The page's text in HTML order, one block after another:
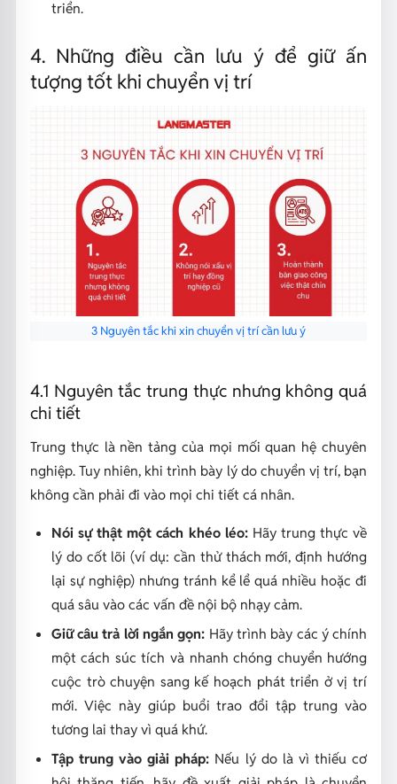
triển.
4. Những điều cần lưu ý để giữ ấn
tượng tốt khi chuyển vị trí
3 Nguyên tắc khi xin chuyển vị trí cần lưu ý
4.1 Nguyên tắc trung thực nhưng không quá
chi tiết
Trung thực là nền tảng của mọi mối quan hệ chuyên
nghiệp. Tuy nhiên, khi trình bày lý do chuyển vị trí, bạn
không cần phải đi vào mọi chi tiết cá nhân.
Nói sự thật một cách khéo léo:Hãy trung thực về
lý do cốt lõi (ví dụ: cần thử thách mới, định hướng
lại sự nghiệp) nhưng tránh kể lể quá nhiều hoặc đi
quá sâu vào các vấn đề nội bộ nhạy cảm.
Giữ câu trả lời ngắn gọn: Hãy trình bày các ý chính
một cách súc tích và nhanh chóng chuyển hướng
cuộc trò chuyện sang kế hoạch phát triển ở vị trí
mới. Việc này giúp buổi trao đổi tập trung vào
tương lai thay vì quá khứ.
Tập trung vào giải pháp: Nếu lý do là vì thiếu cơ